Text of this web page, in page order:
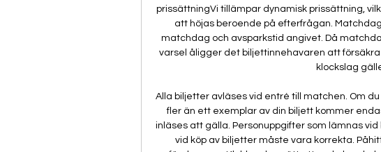
prissättningVi tillämpar dynamisk prissättning,
att höjas beroende på efterfrågan.
matchdag och avsparkstid angivet. Då
varsel åligger det biljettinnehavaren att
klockslag
Alla biljetter avläses vid entré till matchen. Om
fler än ett exemplar av din biljett kommer
inläses att gälla. Personuppgifter som lämnas
vid köp av biljetter måste vara korrekta.